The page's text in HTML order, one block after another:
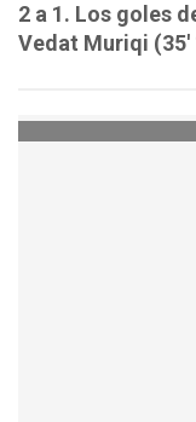
2 a 1. Los goles
Vedat Muriqi (35'